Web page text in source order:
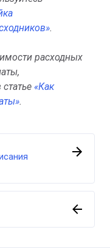
.
расходных
«Как
.